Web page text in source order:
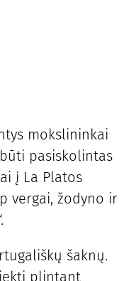
mokslininkai
pasiskolintas
į La Platos
vergai, žodyno ir
šaknų.
plintant